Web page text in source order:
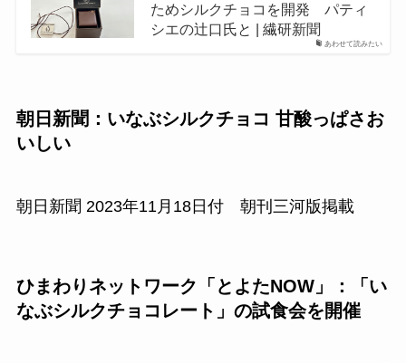
あわせて読みたい
ためシルクチョコを開発 パティ
シエの辻口氏と | 繊研新聞
朝日新聞：いなぶシルクチョコ 甘酸っぱさお
いしい
朝日新聞 2023年11月18日付 朝刊三河版掲載
ひまわりネットワーク「とよたNOW」：「い
なぶシルクチョコレート」の試食会を開催